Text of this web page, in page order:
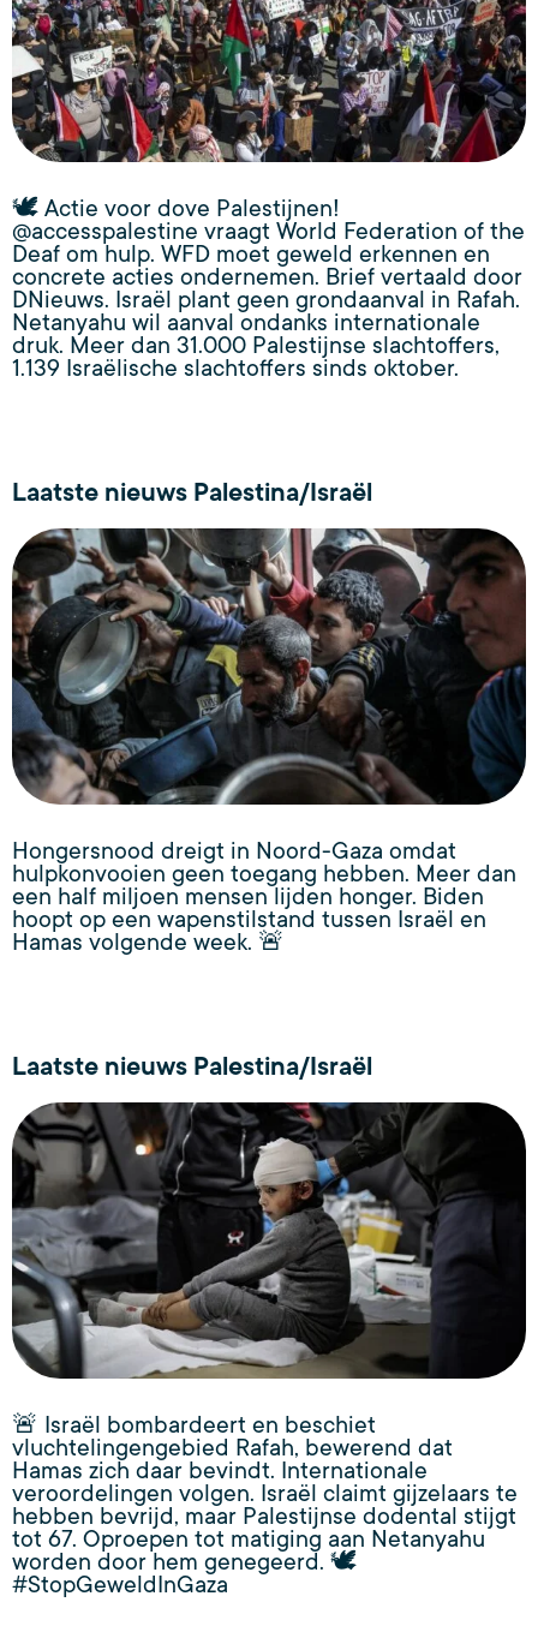
🕊️ Actie voor dove Palestijnen!
@accesspalestine vraagt World Federation of the
Deaf om hulp. WFD moet geweld erkennen en
concrete acties ondernemen. Brief vertaald door
DNieuws. Israël plant geen grondaanval in Rafah.
Netanyahu wil aanval ondanks internationale
druk. Meer dan 31.000 Palestijnse slachtoffers,
1.139 Israëlische slachtoffers sinds oktober.
Laatste nieuws Palestina/Israël
Hongersnood dreigt in Noord-Gaza omdat
hulpkonvooien geen toegang hebben. Meer dan
een half miljoen mensen lijden honger. Biden
hoopt op een wapenstilstand tussen Israël en
Hamas volgende week. 🚨
Laatste nieuws Palestina/Israël
🚨 Israël bombardeert en beschiet
vluchtelingengebied Rafah, bewerend dat
Hamas zich daar bevindt. Internationale
veroordelingen volgen. Israël claimt gijzelaars te
hebben bevrijd, maar Palestijnse dodental stijgt
tot 67. Oproepen tot matiging aan Netanyahu
worden door hem genegeerd. 🕊️
#StopGeweldInGaza